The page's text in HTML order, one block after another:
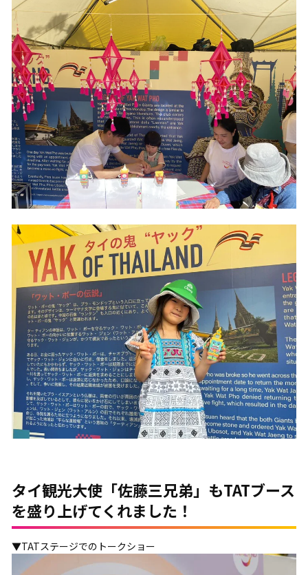
タイ観光大使「佐藤三兄弟」もTATブース
を盛り上げてくれました！
▼TATステージでのトークショー